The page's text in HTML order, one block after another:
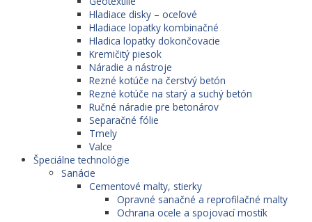
Hladiace disky – oceľové
Hladiace lopatky kombinačné
Hladica lopatky dokončovacie
Kremičitý piesok
Náradie a nástroje
Rezné kotúče na čerstvý betón
Rezné kotúče na starý a suchý betón
Ručné náradie pre betonárov
Separačné fólie
Tmely
Valce
Špeciálne technológie
Sanácie
Cementové malty, stierky
Opravné sanačné a reprofilačné malty
Ochrana ocele a spojovací mostík